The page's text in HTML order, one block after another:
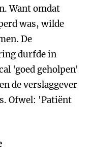
Want omdat
was, wilde
De
durfde in
'goed geholpen'
de verslaggever
Ofwel: 'Patiënt